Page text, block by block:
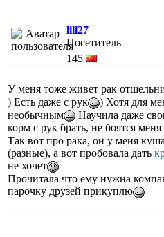
lili27
Посетитель
145
У меня тоже живет рак
) Есть даже с рук
) Хотя для
необычным
Научила даже
корм с рук брать, не боятся меня
Так вот про рака, он у меня
(разные), а вот пробовала дать
не хочет
Прочитала что ему нужна
парочку друзей прикуплю